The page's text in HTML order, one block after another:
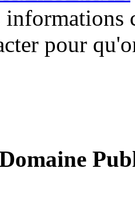
informations
pour